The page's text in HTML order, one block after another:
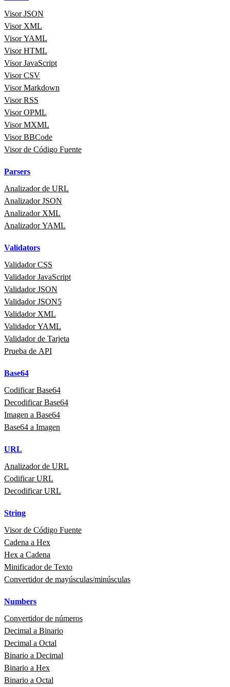
Visor JSON
Visor XML
Visor YAML
Visor HTML
Visor JavaScript
Visor CSV
Visor Markdown
Visor RSS
Visor OPML
Visor MXML
Visor BBCode
Visor de Código Fuente
Parsers
Analizador de URL
Analizador JSON
Analizador XML
Analizador YAML
Validators
Validador CSS
Validador JavaScript
Validador JSON
Validador JSON5
Validador XML
Validador YAML
Validador de Tarjeta
Prueba de API
Base64
Codificar Base64
Decodificar Base64
Imagen a Base64
Base64 a Imagen
URL
Analizador de URL
Codificar URL
Decodificar URL
String
Visor de Código Fuente
Cadena a Hex
Hex a Cadena
Minificador de Texto
Convertidor de mayúsculas/minúsculas
Numbers
Convertidor de números
Decimal a Binario
Decimal a Octal
Binario a Decimal
Binario a Hex
Binario a Octal